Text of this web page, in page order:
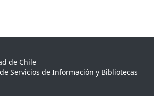
de Chile
Servicios de Información y Bibliotecas